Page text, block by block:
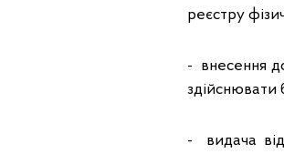
реєстру
- внесення
здійснювати
- видача